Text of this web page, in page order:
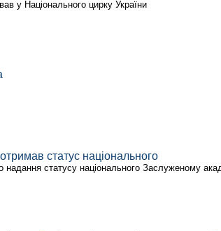
у Національного цирку України
статус національного
надання статусу національного Заслуженому